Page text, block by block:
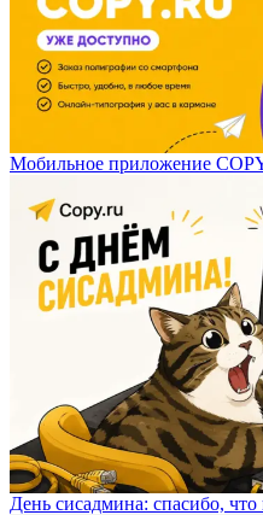
Мобильное приложение
День сисадмина: спасибо, что